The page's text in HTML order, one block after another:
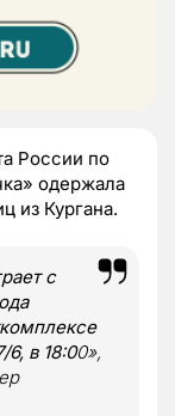
России по
одержала
из Кургана.
с
в 18:00»,